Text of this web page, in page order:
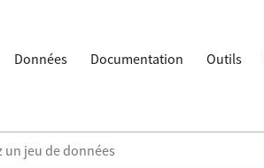
Données Documentation Outils